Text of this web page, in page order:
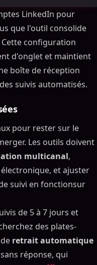
LinkedIn pour
que l'outil consolide
Cette configuration
d'onglet et maintient
boîte de réception
suivis automatisés.
pour rester sur le
Les outils doivent
multicanal,
et ajuster
suivi en fonctionsur
de 5 à 7 jours et
des plates-
retrait automatique
réponse, qui